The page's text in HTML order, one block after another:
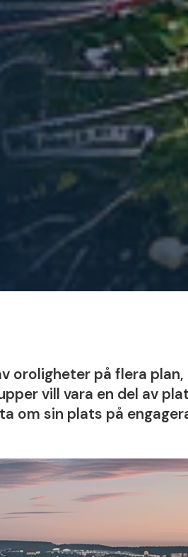
oroligheter på flera
vill vara en del av
om sin plats på